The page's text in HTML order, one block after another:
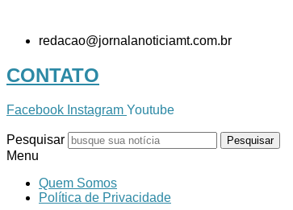
redacao@jornalanoticiamt.com.br
CONTATO
Facebook Instagram Youtube
Pesquisar Pesquisar
Menu
Quem Somos
Política de Privacidade